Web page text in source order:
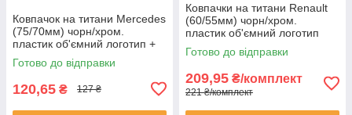
Ковпачок на титани Mercedes
(75/70мм) чорн/хром.
пластик об'ємний логотип +
кільце (1шт)
Готово до відправки
120,65 ₴ 127 ₴
Ковпачки на титани Renault
(60/55мм) чорн/хром.
пластик об'ємний логотип
(4шт)
Готово до відправки
209,95 ₴/комплект
221 ₴/комплект